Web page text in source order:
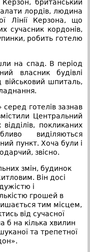
британський
лордів, людина
Лінії Керзона, що
сучасник кордонів,
робить готелю
на спад. В період
власник будівлі
військовий шпиталь,
готелів зазнав
Центральний
покликаних
виділяються
пункт. Хоча були і
звісно.
змін, будинок
Він досі
і
грошей в
тим місцем,
від сучасної
б на кілька хвилин
та трепетної